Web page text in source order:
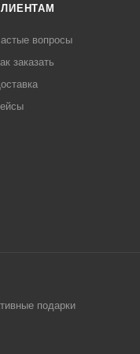
вопросы
заказать
подарки